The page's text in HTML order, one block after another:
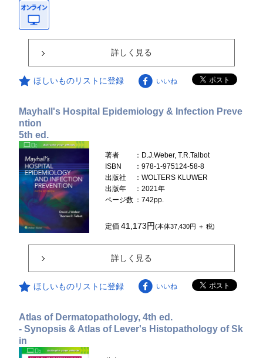
詳しく見る
ほしいものリストに登録 いいね
Mayhall's Hospital Epidemiology & Infection Preve
ntion
5th ed.
著者
：D.J.Weber, T.R.Talbot
ISBN
：978-1-975124-58-8
出版社
：WOLTERS KLUWER
出版年
：2021年
ページ数 ：742pp.
定価41,173円(本体37,430円 ＋ 税)
詳しく見る
ほしいものリストに登録 いいね
Atlas of Dermatopathology, 4th ed.
- Synopsis & Atlas of Lever's Histopathology of Sk
in